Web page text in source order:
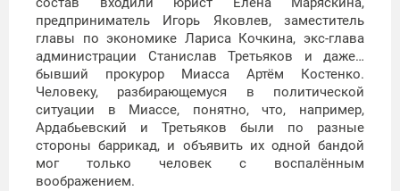
предприниматель Игорь Яковлев, заместитель
главы по экономике Лариса Кочкина, экс-глава
администрации Станислав Третьяков и даже…
бывший прокурор Миасса Артём Костенко.
Человеку, разбирающемуся в политической
ситуации в Миассе, понятно, что, например,
Ардабьевский и Третьяков были по разные
стороны баррикад, и объявить их одной бандой
мог только человек с воспалённым
воображением.